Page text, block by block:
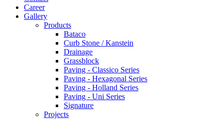
Career
Gallery
Products
Bataco
Curb Stone / Kanstein
Drainage
Grassblock
Paving - Classico Series
Paving - Hexagonal Series
Paving - Holland Series
Paving - Uni Series
Signature
Projects